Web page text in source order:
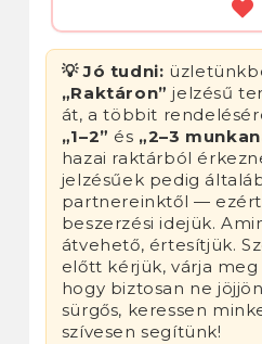
💡 Jó tudni:
„Raktáron” jelzésű
át, a többit
„1–2” és „2–3
hazai raktárból
jelzésűek pedig
partnereinktől — ezért
beszerzési idejük.
átvehető, értesítjük.
előtt kérjük, várja
hogy biztosan ne
sürgős, keressen
szívesen segítünk!